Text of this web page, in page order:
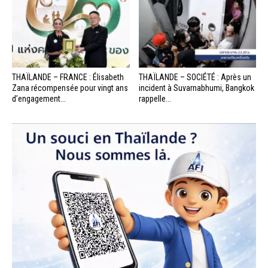
THAÏLANDE – FRANCE : Élisabeth
Zana récompensée pour vingt ans
d’engagement...
THAÏLANDE – SOCIÉTÉ : Après un
incident à Suvarnabhumi, Bangkok
rappelle...